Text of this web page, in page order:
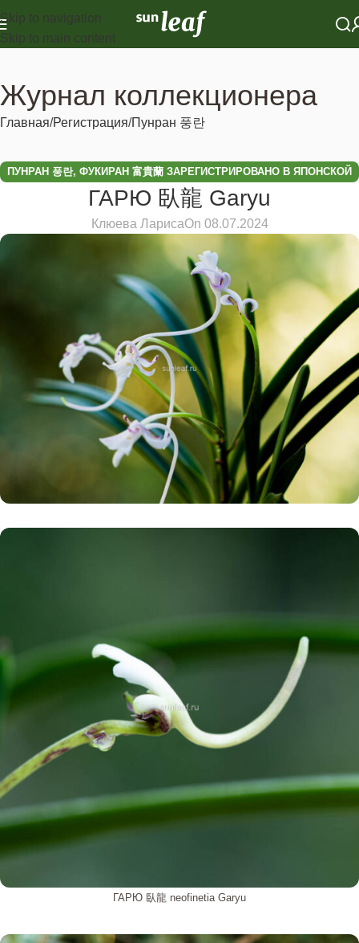
Skip to navigation
Skip to main content
Журнал коллекционера
Главная Регистрация Пунран 풍란
ПУНРАН 풍란, ФУКИРАН 富貴蘭 ЗАРЕГИСТРИРОВАНО В ЯПОНСКОЙ
АССОЦИАЦИИ
ГАРЮ 臥龍 Garyu
Клюева ЛарисаOn 08.07.2024
ГАРЮ 臥龍 neofinetia Garyu